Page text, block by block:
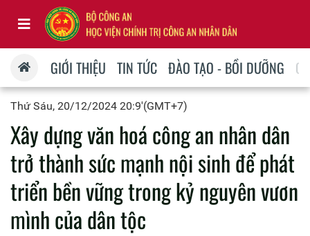
GIỚI THIỆU TIN TỨC ĐÀO TẠO - BỒI DƯỠNG
Thứ Sáu, 20/12/2024 20:9'(GMT+7)
Xây dựng văn hoá công an nhân dân
trở thành sức mạnh nội sinh để phát
triển bền vững trong kỷ nguyên vươn
mình của dân tộc